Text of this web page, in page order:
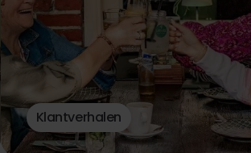
Klantverhalen